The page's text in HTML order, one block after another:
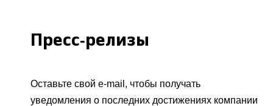
Пресс-релизы
Оставьте свой e-mail, чтобы получать
уведомления о последних достижениях компании